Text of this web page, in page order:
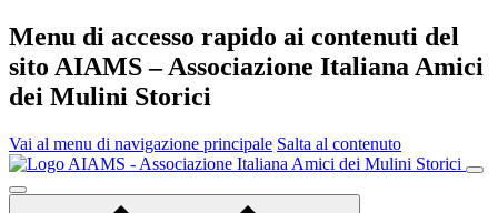
Menu di accesso rapido ai contenuti del
sito AIAMS – Associazione Italiana Amici
dei Mulini Storici
Vai al menu di navigazione principale Salta al contenuto
Menu
principale